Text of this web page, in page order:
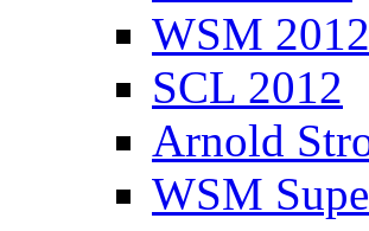
WSM 2012
SCL 2012
Arnold
WSM